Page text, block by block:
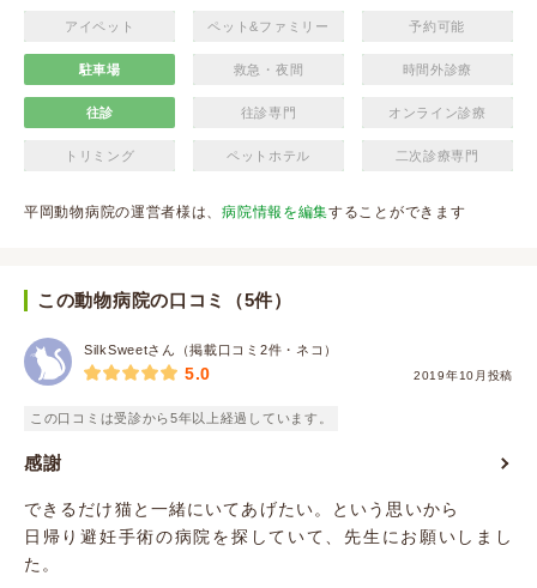
アイペット ペット&ファミリー 予約可能
駐車場 救急・夜間 時間外診療
往診 往診専門 オンライン診療
トリミング ペットホテル 二次診療専門
平岡動物病院の運営者様は、病院情報を編集することができます
この動物病院の口コミ（5件）
SilkSweetさん（掲載口コミ2件・ネコ）
2019年10月投稿
5.0
この口コミは受診から5年以上経過しています。
感謝
できるだけ猫と一緒にいてあげたい。という思いから
日帰り避妊手術の病院を探していて、先生にお願いしまし
た。